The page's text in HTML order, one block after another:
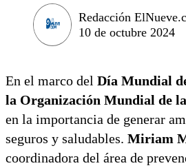
Redacción
10 de octubre 2024
En el marco del Día Mundial
la Organización Mundial de
en la importancia de generar
seguros y saludables. Miriam
coordinadora del área de